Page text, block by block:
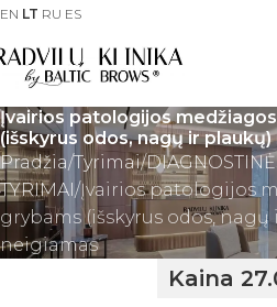
EN LT RU ES
Įvairios patologijos
(išskyrus odos, nagų ir
Pradžia Tyrimai
TYRIMAI Įvairios patologijos
grybams (išskyrus odos,
neigiamas
Kaina